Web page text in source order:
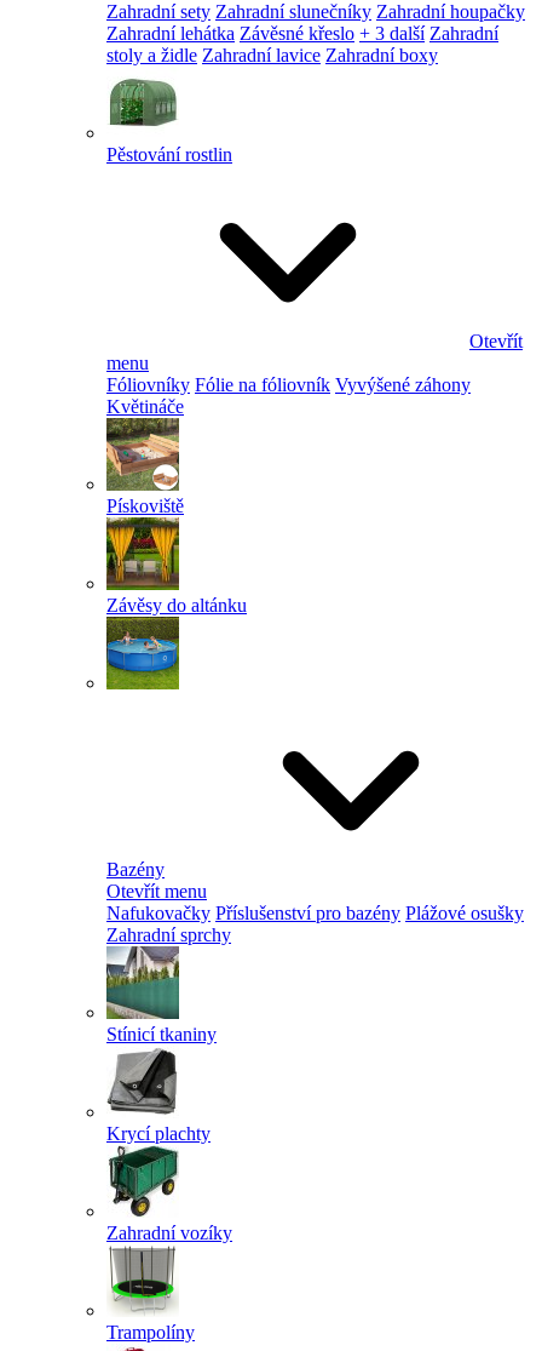
Zahradní sety Zahradní slunečníky Zahradní houpačky
Zahradní lehátka Závěsné křeslo + 3 další Zahradní
stoly a židle Zahradní lavice Zahradní boxy
Pěstování rostlin
Otevřít
menu
Fóliovníky Fólie na fóliovník Vyvýšené záhony
Květináče
Pískoviště
Závěsy do altánku
Bazény
Otevřít menu
Nafukovačky Příslušenství pro bazény Plážové osušky
Zahradní sprchy
Stínicí tkaniny
Krycí plachty
Zahradní vozíky
Trampolíny